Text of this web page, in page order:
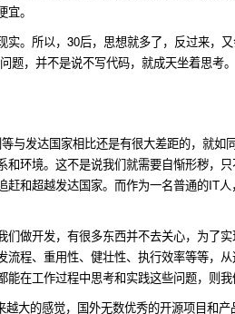
。
。所以，30后，思想就多了，反过来，又
，并不是说不写代码，就成天坐着思考
与发达国家相比还是有很大差距的，就如
环境。这不是说我们就需要自惭形秽，
和超越发达国家。而作为一名普通的IT
做开发，有很多东西并不去关心，为了
程、重用性、健壮性、执行效率等等，
在工作过程中思考和实践这些问题，则我
大的感觉，国外无数优秀的开源项目和